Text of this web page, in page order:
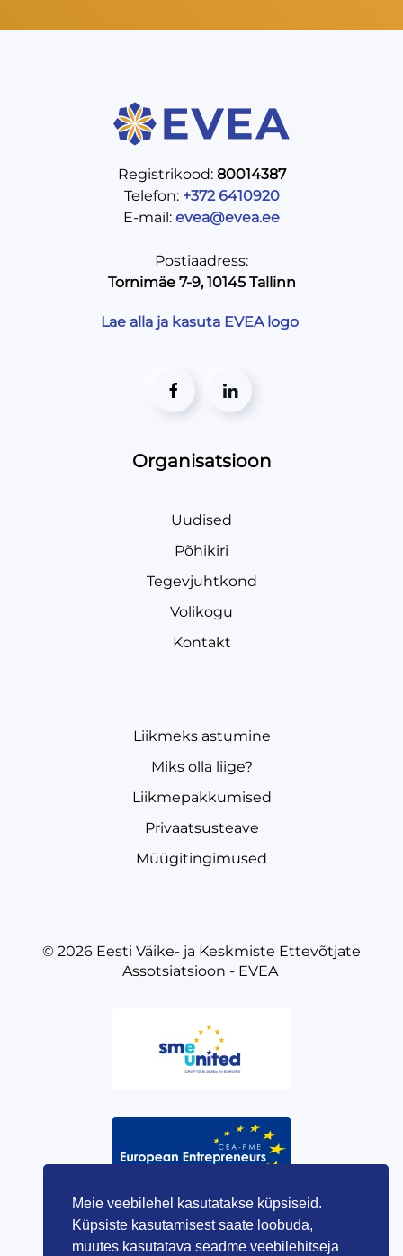
Registrikood: 80014387
Telefon: +372 6410920
E-mail: evea@evea.ee
Postiaadress:
Tornimäe 7-9, 10145 Tallinn
Lae alla ja kasuta EVEA logo
Organisatsioon
Uudised
Põhikiri
Tegevjuhtkond
Volikogu
Kontakt
Liikmeks astumine
Miks olla liige?
Liikmepakkumised
Privaatsusteave
Müügitingimused
© 2026 Eesti Väike- ja Keskmiste Ettevõtjate
Assotsiatsioon - EVEA
Meie veebilehel kasutatakse küpsiseid.
Küpsiste kasutamisest saate loobuda,
muutes kasutatava seadme veebilehitseja